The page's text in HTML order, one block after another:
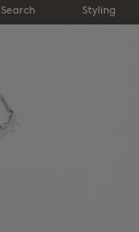
Search Styling